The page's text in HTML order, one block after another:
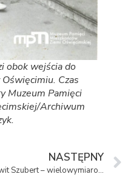
obok wejścia do
Czas
Muzeum Pamięci
Archiwum
NASTĘPNY
Awit Szubert – wielowymiarowy fotograf z Oświęcimia